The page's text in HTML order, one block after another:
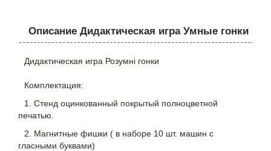
Описание Дидактическая игра Умные гонки
Дидактическая игра Розумні гонки
Комплектация:
1. Стенд оцинкованный покрытый полноцветной
печатью.
2. Магнитные фишки ( в наборе 10 шт. машин с
гласными буквами)